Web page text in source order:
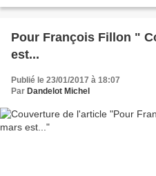
Pour François Fillon "
est...
Publié le 23/01/2017 à 18:07
Par Dandelot Michel